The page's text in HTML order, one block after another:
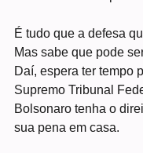
É tudo que a defesa
Mas sabe que pode
Daí, espera ter tempo
Supremo Tribunal
Bolsonaro tenha o
sua pena em casa.